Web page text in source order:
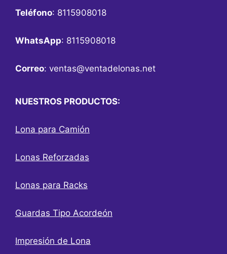
Teléfono: 8115908018
WhatsApp: 8115908018
Correo: ventas@ventadelonas.net
NUESTROS PRODUCTOS:
Lona para Camión
Lonas Reforzadas
Lonas para Racks
Guardas Tipo Acordeón
Impresión de Lona